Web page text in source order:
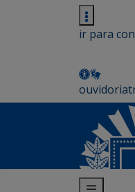
ir para
ouvidoria